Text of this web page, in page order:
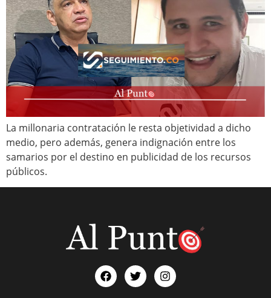
La millonaria contratación le resta objetividad a dicho
medio, pero además, genera indignación entre los
samarios por el destino en publicidad de los recursos
públicos.